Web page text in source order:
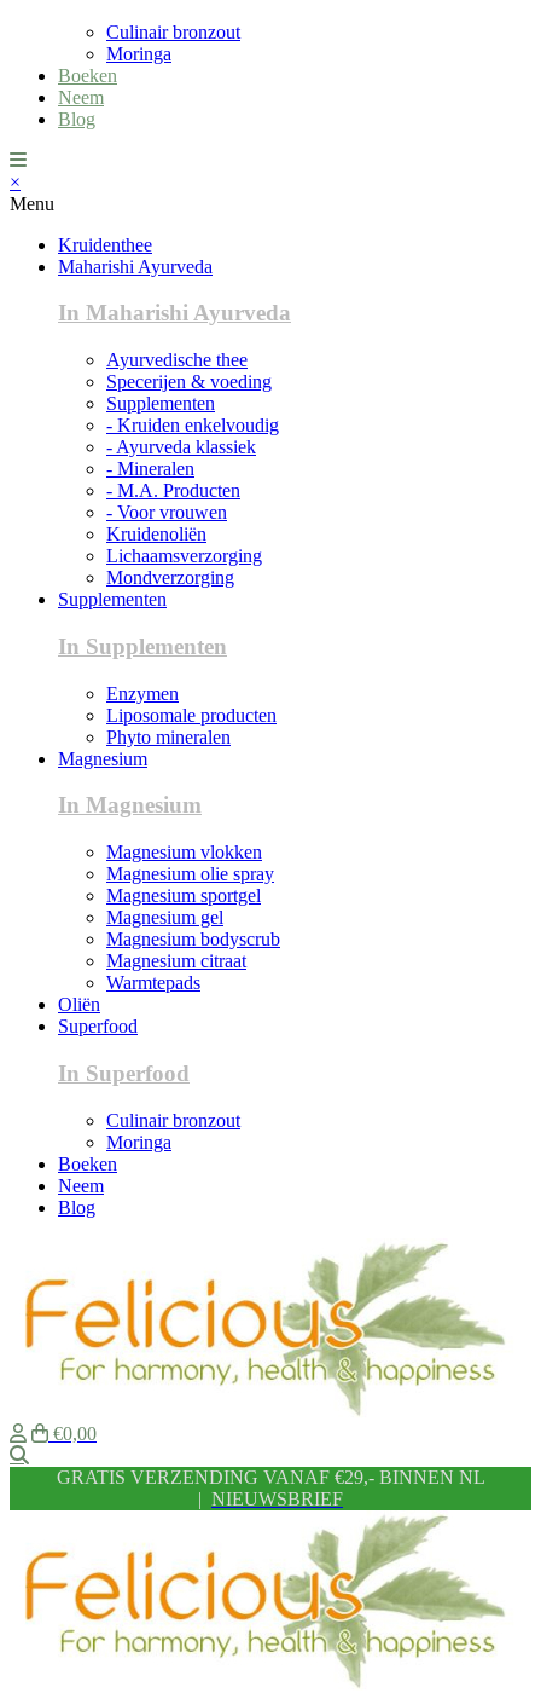
Culinair bronzout
Moringa
Boeken
Neem
Blog
×
Menu
Kruidenthee
Maharishi Ayurveda
In Maharishi Ayurveda
Ayurvedische thee
Specerijen & voeding
Supplementen
- Kruiden enkelvoudig
- Ayurveda klassiek
- Mineralen
- M.A. Producten
- Voor vrouwen
Kruidenoliën
Lichaamsverzorging
Mondverzorging
Supplementen
In Supplementen
Enzymen
Liposomale producten
Phyto mineralen
Magnesium
In Magnesium
Magnesium vlokken
Magnesium olie spray
Magnesium sportgel
Magnesium gel
Magnesium bodyscrub
Magnesium citraat
Warmtepads
Oliën
Superfood
In Superfood
Culinair bronzout
Moringa
Boeken
Neem
Blog
€0,00
GRATIS VERZENDING VANAF €29,- BINNEN NL
| NIEUWSBRIEF